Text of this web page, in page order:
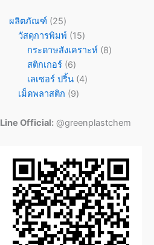
ผลิตภัณฑ์ 25
วัสดุการพิมพ์ 15
กระดาษสังเคราะห์ 8
สติกเกอร์ 6
เลเซอร์ ปริ้น 4
เม็ดพลาสติก 9
Line Official: @greenplastchem